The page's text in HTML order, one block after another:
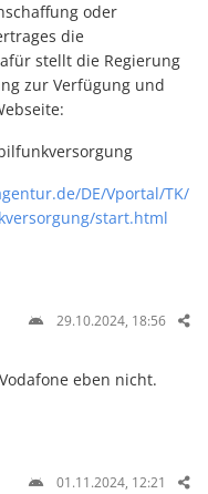
oder
die
stellt die Regierung
zur Verfügung und
DE/Vportal/TK/
start.html
29.10.2024, 18:56
eben nicht.
01.11.2024, 12:21